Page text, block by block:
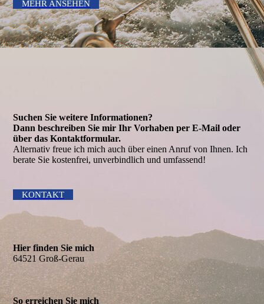
MEHR ANSEHEN
Suchen Sie weitere Informationen?
Dann beschreiben Sie mir Ihr Vorhaben per E-Mail oder
über das Kontakt­formular.
Alternativ freue ich mich auch über einen Anruf von Ihnen. Ich
berate Sie kostenfrei, unverbindlich und umfassend!
KONTAKT
Hier finden Sie mich
64521 Groß-Gerau
So erreichen Sie mich